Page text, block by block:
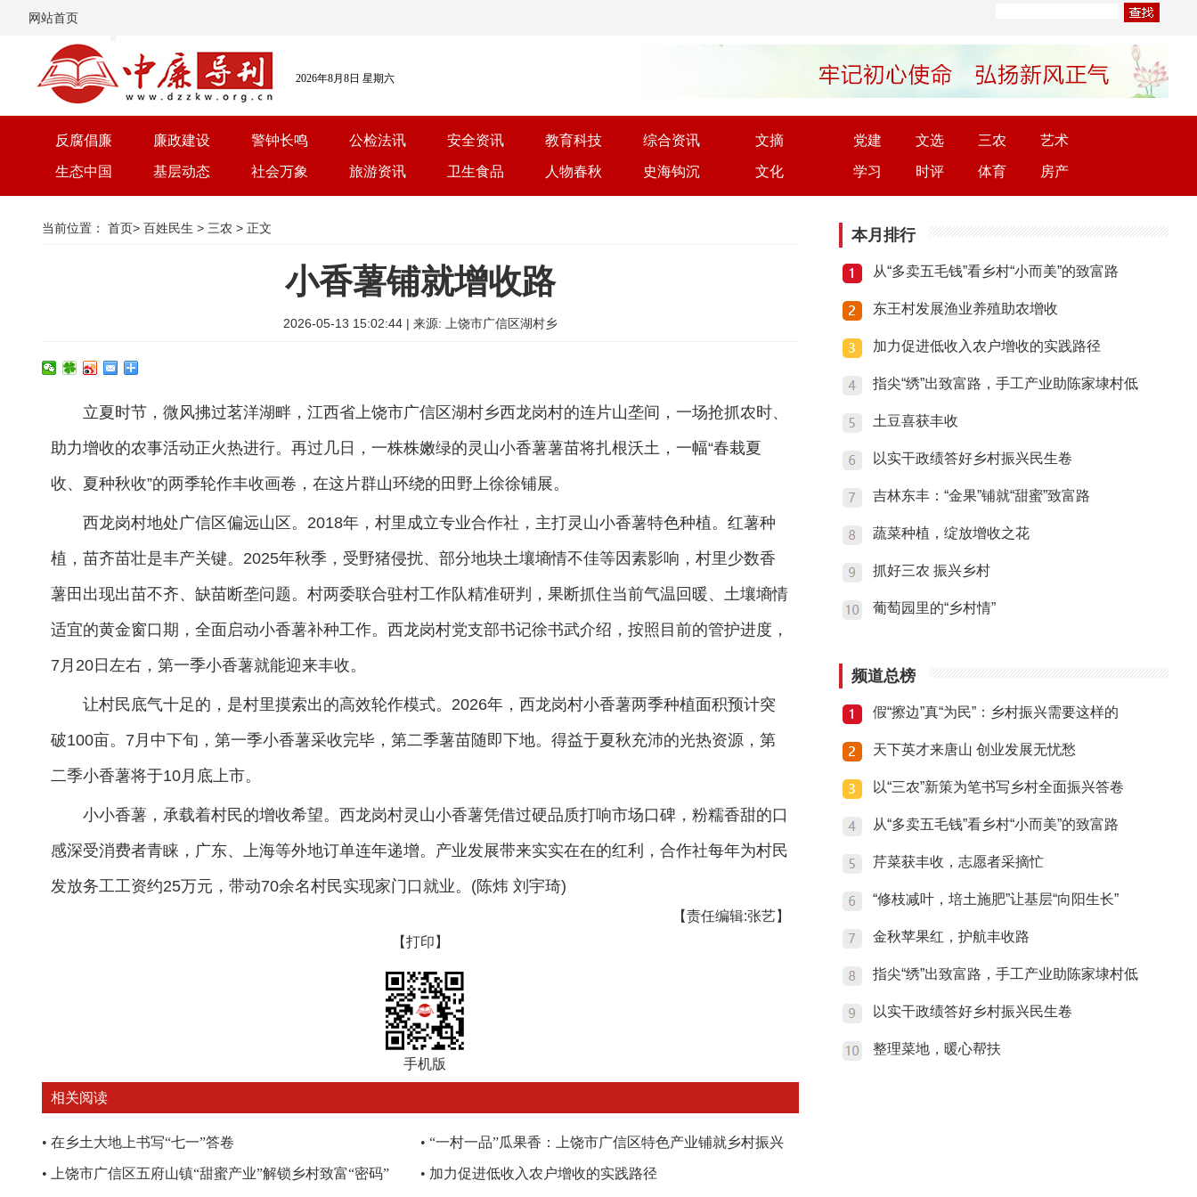
网站首页
2026年8月8日 星期六
反腐倡廉 廉政建设 警钟长鸣 公检法讯 安全资讯 教育科技 综合资讯 文摘
生态中国 基层动态 社会万象 旅游资讯 卫生食品 人物春秋 史海钩沉 文化
党建 文选 三农 艺术
学习 时评 体育 房产
当前位置： 首页> 百姓民生 > 三农 > 正文
小香薯铺就增收路
2026-05-13 15:02:44 | 来源: 上饶市广信区湖村乡
立夏时节，微风拂过茗洋湖畔，江西省上饶市广信区湖村乡西龙岗村的连片山垄间，一场抢抓农时、
助力增收的农事活动正火热进行。再过几日，一株株嫩绿的灵山小香薯薯苗将扎根沃土，一幅“春栽夏
收、夏种秋收”的两季轮作丰收画卷，在这片群山环绕的田野上徐徐铺展。
西龙岗村地处广信区偏远山区。2018年，村里成立专业合作社，主打灵山小香薯特色种植。红薯种
植，苗齐苗壮是丰产关键。2025年秋季，受野猪侵扰、部分地块土壤墒情不佳等因素影响，村里少数香
薯田出现出苗不齐、缺苗断垄问题。村两委联合驻村工作队精准研判，果断抓住当前气温回暖、土壤墒情
适宜的黄金窗口期，全面启动小香薯补种工作。西龙岗村党支部书记徐书武介绍，按照目前的管护进度，
7月20日左右，第一季小香薯就能迎来丰收。
让村民底气十足的，是村里摸索出的高效轮作模式。2026年，西龙岗村小香薯两季种植面积预计突
破100亩。7月中下旬，第一季小香薯采收完毕，第二季薯苗随即下地。得益于夏秋充沛的光热资源，第
二季小香薯将于10月底上市。
小小香薯，承载着村民的增收希望。西龙岗村灵山小香薯凭借过硬品质打响市场口碑，粉糯香甜的口
感深受消费者青睐，广东、上海等外地订单连年递增。产业发展带来实实在在的红利，合作社每年为村民
发放务工工资约25万元，带动70余名村民实现家门口就业。(陈炜 刘宇琦)
【责任编辑:张艺】
【打印】
手机版
相关阅读
• 在乡土大地上书写“七一”答卷 • “一村一品”瓜果香：上饶市广信区特色产业铺就乡村振兴
路
• 上饶市广信区五府山镇“甜蜜产业”解锁乡村致富“密码” • 加力促进低收入农户增收的实践路径
本月排行
从“多卖五毛钱”看乡村“小而美”的致富路
东王村发展渔业养殖助农增收
加力促进低收入农户增收的实践路径
指尖“绣”出致富路，手工产业助陈家埭村低
土豆喜获丰收
以实干政绩答好乡村振兴民生卷
吉林东丰：“金果”铺就“甜蜜”致富路
蔬菜种植，绽放增收之花
抓好三农 振兴乡村
葡萄园里的“乡村情”
频道总榜
假“擦边”真“为民”：乡村振兴需要这样的
天下英才来唐山 创业发展无忧愁
以“三农”新策为笔书写乡村全面振兴答卷
从“多卖五毛钱”看乡村“小而美”的致富路
芹菜获丰收，志愿者采摘忙
“修枝减叶，培土施肥”让基层“向阳生长”
金秋苹果红，护航丰收路
指尖“绣”出致富路，手工产业助陈家埭村低
以实干政绩答好乡村振兴民生卷
整理菜地，暖心帮扶